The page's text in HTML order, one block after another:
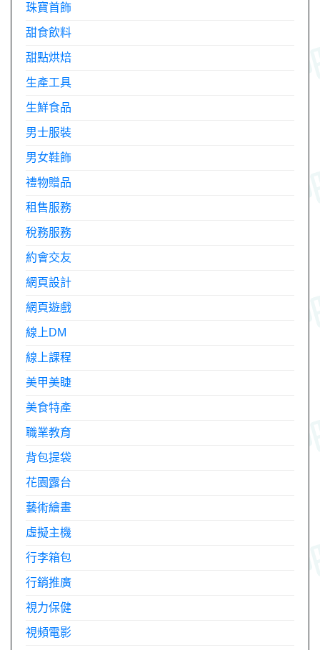
珠寶首飾
甜食飲料
甜點烘焙
生產工具
生鮮食品
男士服裝
男女鞋飾
禮物贈品
租售服務
稅務服務
約會交友
網頁設計
網頁遊戲
線上DM
線上課程
美甲美睫
美食特產
職業教育
背包提袋
花園露台
藝術繪畫
虛擬主機
行李箱包
行銷推廣
視力保健
視頻電影